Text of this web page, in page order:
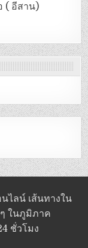
( อีสาน)
ไลน์ เส้นทางใน
ๆ ในภูมิภาค
ชั่วโมง